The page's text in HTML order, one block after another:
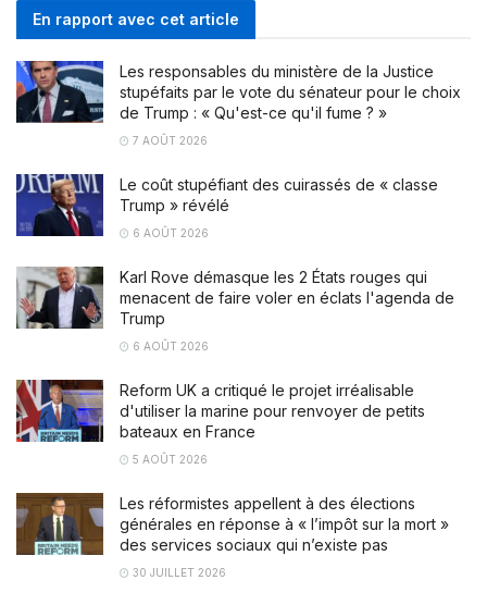
En rapport avec cet article
Les responsables du ministère de la Justice
stupéfaits par le vote du sénateur pour le choix
de Trump : « Qu'est-ce qu'il fume ? »
7 AOÛT 2026
Le coût stupéfiant des cuirassés de « classe
Trump » révélé
6 AOÛT 2026
Karl Rove démasque les 2 États rouges qui
menacent de faire voler en éclats l'agenda de
Trump
6 AOÛT 2026
Reform UK a critiqué le projet irréalisable
d'utiliser la marine pour renvoyer de petits
bateaux en France
5 AOÛT 2026
Les réformistes appellent à des élections
générales en réponse à « l’impôt sur la mort »
des services sociaux qui n’existe pas
30 JUILLET 2026